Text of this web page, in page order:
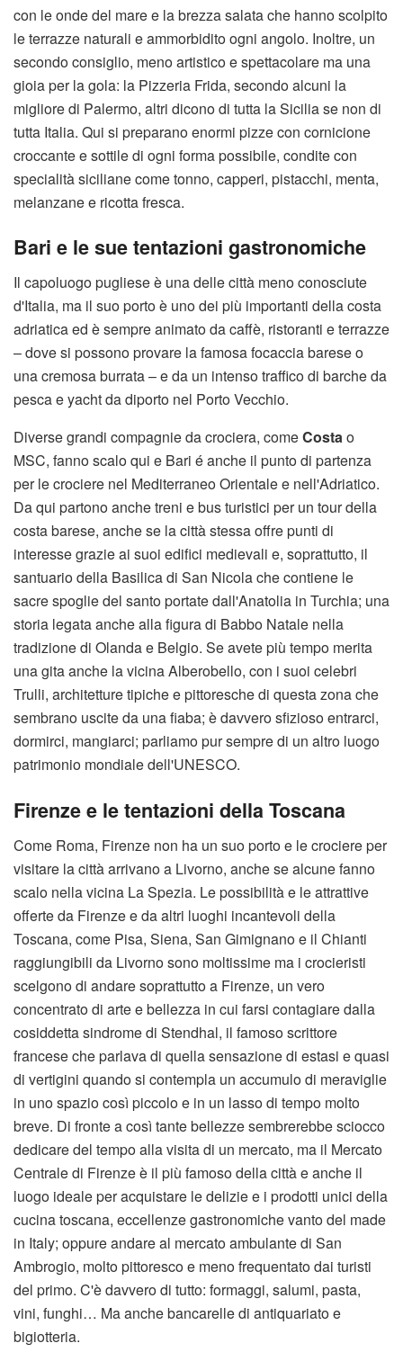
con le onde del mare e la brezza salata che hanno scolpito
le terrazze naturali e ammorbidito ogni angolo. Inoltre, un
secondo consiglio, meno artistico e spettacolare ma una
gioia per la gola: la Pizzeria Frida, secondo alcuni la
migliore di Palermo, altri dicono di tutta la Sicilia se non di
tutta Italia. Qui si preparano enormi pizze con cornicione
croccante e sottile di ogni forma possibile, condite con
specialità siciliane come tonno, capperi, pistacchi, menta,
melanzane e ricotta fresca.
Bari e le sue tentazioni gastronomiche
Il capoluogo pugliese è una delle città meno conosciute
d'Italia, ma il suo porto è uno dei più importanti della costa
adriatica ed è sempre animato da caffè, ristoranti e terrazze
– dove si possono provare la famosa focaccia barese o
una cremosa burrata – e da un intenso traffico di barche da
pesca e yacht da diporto nel Porto Vecchio.
Diverse grandi compagnie da crociera, comeCostao
MSC, fanno scalo qui e Bari é anche il punto di partenza
per le crociere nel Mediterraneo Orientale e nell'Adriatico.
Da qui partono anche treni e bus turistici per un tour della
costa barese, anche se la città stessa offre punti di
interesse grazie ai suoi edifici medievali e, soprattutto, il
santuario della Basilica di San Nicola che contiene le
sacre spoglie del santo portate dall'Anatolia in Turchia; una
storia legata anche alla figura di Babbo Natale nella
tradizione di Olanda e Belgio. Se avete più tempo merita
una gita anche la vicina Alberobello, con i suoi celebri
Trulli, architetture tipiche e pittoresche di questa zona che
sembrano uscite da una fiaba; è davvero sfizioso entrarci,
dormirci, mangiarci; parliamo pur sempre di un altro luogo
patrimonio mondiale dell'UNESCO.
Firenze e le tentazioni della Toscana
Come Roma, Firenze non ha un suo porto e le crociere per
visitare la città arrivano a Livorno, anche se alcune fanno
scalo nella vicina La Spezia. Le possibilità e le attrattive
offerte da Firenze e da altri luoghi incantevoli della
Toscana, come Pisa, Siena, San Gimignano e il Chianti
raggiungibili da Livorno sono moltissime ma i crocieristi
scelgono di andare soprattutto a Firenze, un vero
concentrato di arte e bellezza in cui farsi contagiare dalla
cosiddetta sindrome di Stendhal, il famoso scrittore
francese che parlava di quella sensazione di estasi e quasi
di vertigini quando si contempla un accumulo di meraviglie
in uno spazio così piccolo e in un lasso di tempo molto
breve. Di fronte a così tante bellezze sembrerebbe sciocco
dedicare del tempo alla visita di un mercato, ma il Mercato
Centrale di Firenze è il più famoso della città e anche il
luogo ideale per acquistare le delizie e i prodotti unici della
cucina toscana, eccellenze gastronomiche vanto del made
in Italy; oppure andare al mercato ambulante di San
Ambrogio, molto pittoresco e meno frequentato dai turisti
del primo. C'è davvero di tutto: formaggi, salumi, pasta,
vini, funghi… Ma anche bancarelle di antiquariato e
bigiotteria.